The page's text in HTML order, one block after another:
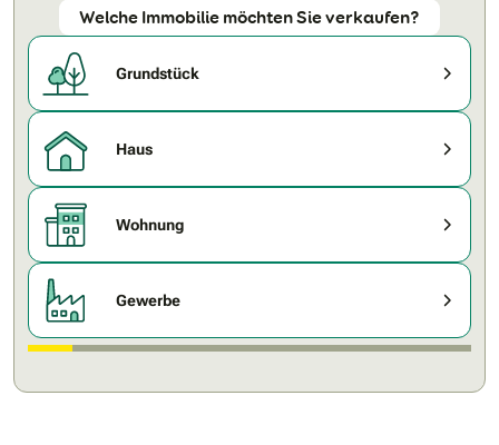
Welche Immobilie möchten Sie verkaufen?
Grundstück
Haus
Wohnung
Gewerbe